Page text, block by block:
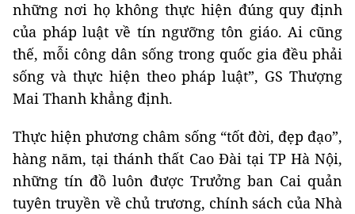
những nơi họ không thực hiện đúng quy định
của pháp luật về tín ngưỡng tôn giáo. Ai cũng
thế, mỗi công dân sống trong quốc gia đều phải
sống và thực hiện theo pháp luật”, GS Thượng
Mai Thanh khẳng định.
Thực hiện phương châm sống “tốt đời, đẹp đạo”,
hàng năm, tại thánh thất Cao Đài tại TP Hà Nội,
những tín đồ luôn được Trưởng ban Cai quản
tuyên truyền về chủ trương, chính sách của Nhà